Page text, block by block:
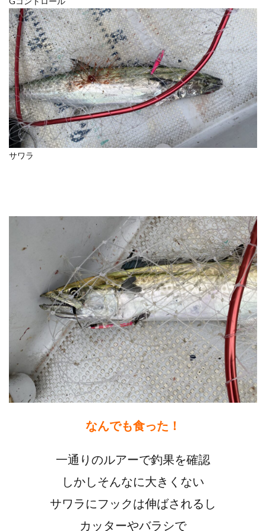
サワラ
なんでも食った！
一通りのルアーで釣果を確認
しかしそんなに大きくない
サワラにフックは伸ばされるし
カッターやバラシで